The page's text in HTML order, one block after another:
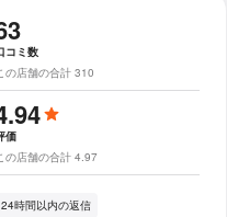
コミ数
の店舗の合計 310
価
の店舗の合計 4.97
24時間以内の返信